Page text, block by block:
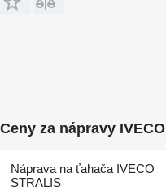
Ceny za nápravy IVECO
Náprava na ťahača IVECO
STRALIS